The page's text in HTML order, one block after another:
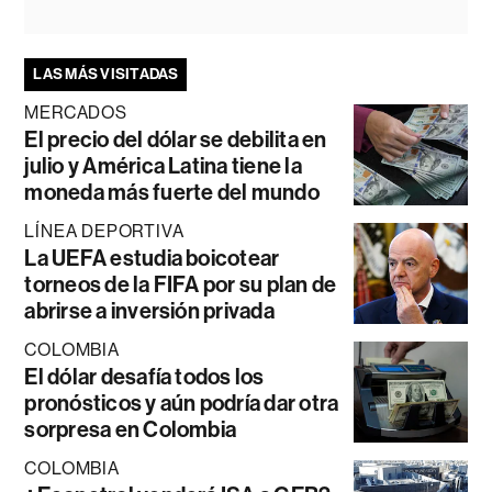
LAS MÁS VISITADAS
MERCADOS
El precio del dólar se debilita en
julio y América Latina tiene la
moneda más fuerte del mundo
LÍNEA DEPORTIVA
La UEFA estudia boicotear
torneos de la FIFA por su plan de
abrirse a inversión privada
COLOMBIA
El dólar desafía todos los
pronósticos y aún podría dar otra
sorpresa en Colombia
COLOMBIA